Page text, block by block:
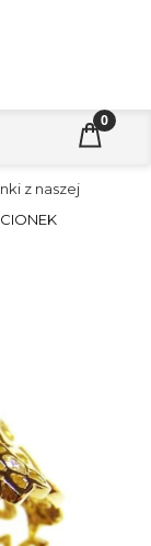
z naszej